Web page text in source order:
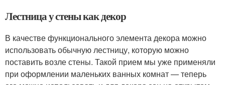
Лестница у стены как декор
В качестве функционального элемента декора можно
использовать обычную лестницу, которую можно
поставить возле стены. Такой прием мы уже применяли
при оформлении маленьких ванных комнат — теперь